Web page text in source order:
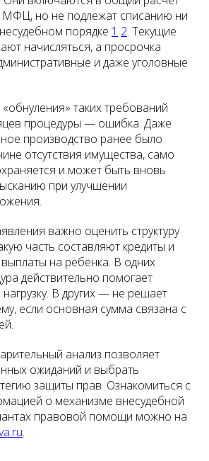
но не подлежат списанию ни
порядке 1 2. Текущие
начисляться, а просрочка
и даже уголовные
таких требований
процедуры — ошибка. Даже
производство ранее было
отсутствия имущества, само
и может быть вновь
при улучшении
важно оценить структуру
часть составляют кредиты и
на ребёнка. В одних
действительно помогает
В других — не решает
если основная сумма связана с
анализ позволяет
ожиданий и выбрать
защиты прав. Ознакомиться с
о механизме внесудебной
правовой помощи можно на
.